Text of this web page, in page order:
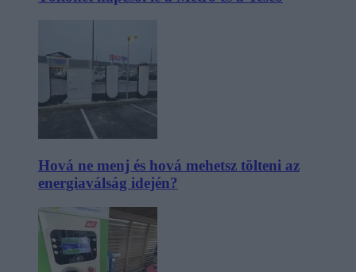
Hová ne menj és hová mehetsz tölteni az
energiaválság idején?